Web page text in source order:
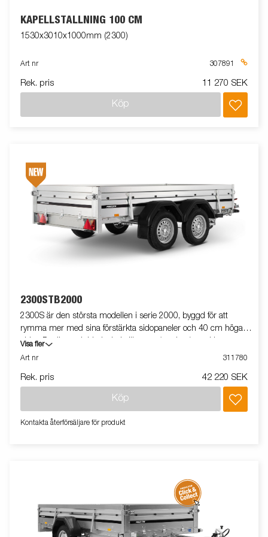
KAPELLSTÄLLNING 100 CM
1530x3010x1000mm (2300)
Art nr 307891
Rek. pris 11 270 SEK
Köp
2300STB2000
2300S är den största modellen i serie 2000, byggd för att
rymma mer med sina förstärkta sidopaneler och 40 cm höga
sidor. Det är en dubbelaxlad släpvagn (tandem) med bromsar,
vilket ger extra stabilitet och säkerhet vid körning, även med
enkelt att lasta längre gods. För extra stabilitet har släpet ett
lasten hålls säkert på plats. Vagnen på bilden kan vara
extrautrustad.
Visa fler
Art nr
311780
Rek. pris 42 220 SEK
Köp
Kontakta återförsäljare för produkt